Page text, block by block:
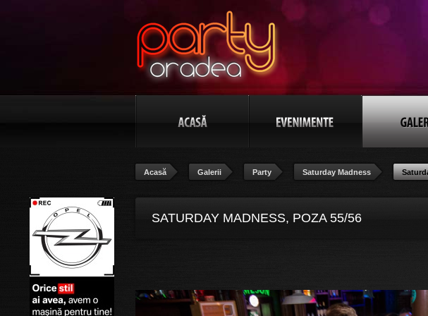
Acasă Galerii Party Saturday Madness
SATURDAY MADNESS, POZA 55/56